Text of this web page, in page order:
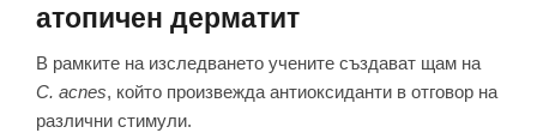
атопичен дерматит
В рамките на изследването учените създават щам на
C. acnes, който произвежда антиоксиданти в отговор на
различни стимули.